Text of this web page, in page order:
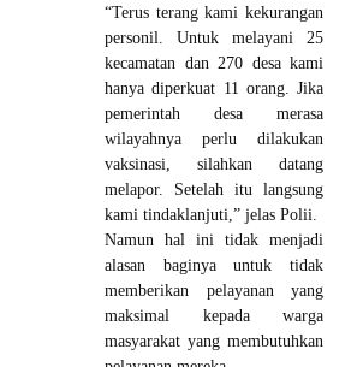
“Terus terang kami kekurangan
personil. Untuk melayani 25
kecamatan dan 270 desa kami
hanya diperkuat 11 orang. Jika
pemerintah desa merasa
wilayahnya perlu dilakukan
vaksinasi, silahkan datang
melapor. Setelah itu langsung
kami tindaklanjuti,” jelas Polii.
Namun hal ini tidak menjadi
alasan baginya untuk tidak
memberikan pelayanan yang
maksimal kepada warga
masyarakat yang membutuhkan